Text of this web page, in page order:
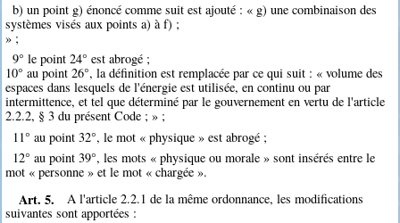
b) un point g) énoncé comme suit est ajouté : « g) une combinaison des
systèmes visés aux points a) à f) ;
» ;
9° le point 24° est abrogé ;
10° au point 26°, la définition est remplacée par ce qui suit : « volume des
espaces dans lesquels de l'énergie est utilisée, en continu ou par
intermittence, et tel que déterminé par le gouvernement en vertu de l'article
2.2.2, § 3 du présent Code ; » ;
11° au point 32°, le mot « physique » est abrogé ;
12° au point 39°, les mots « physique ou morale » sont insérés entre le
mot « personne » et le mot « chargée ».
Art. 5.
A l'article 2.2.1 de la même ordonnance, les modifications
suivantes sont apportées :